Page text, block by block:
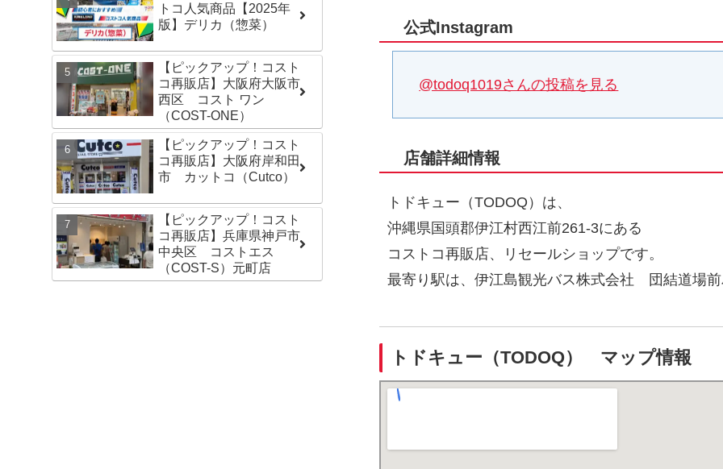
公式Instagram
@todoq1019さんの投稿を見る
店舗詳細情報
トドキュー（TODOQ）は、
沖縄県国頭郡伊江村西江前261-3にある
コストコ再販店、リセールショップです。
最寄り駅は、伊江島観光バス株式会社 団結道場前
トドキュー（TODOQ） マップ情報
トコ人気商品【2025年
版】デリカ（惣菜）
【ピックアップ！コスト
コ再販店】大阪府大阪市
西区 コスト ワン
（COST-ONE）
【ピックアップ！コスト
コ再販店】大阪府岸和田
市 カットコ（Cutco）
【ピックアップ！コスト
コ再販店】兵庫県神戸市
中央区 コストエス
（COST-S）元町店